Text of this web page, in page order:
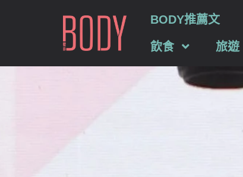
BODY推薦文
飲食 旅遊